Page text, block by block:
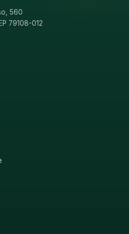
WhatsApp
560
79108-012